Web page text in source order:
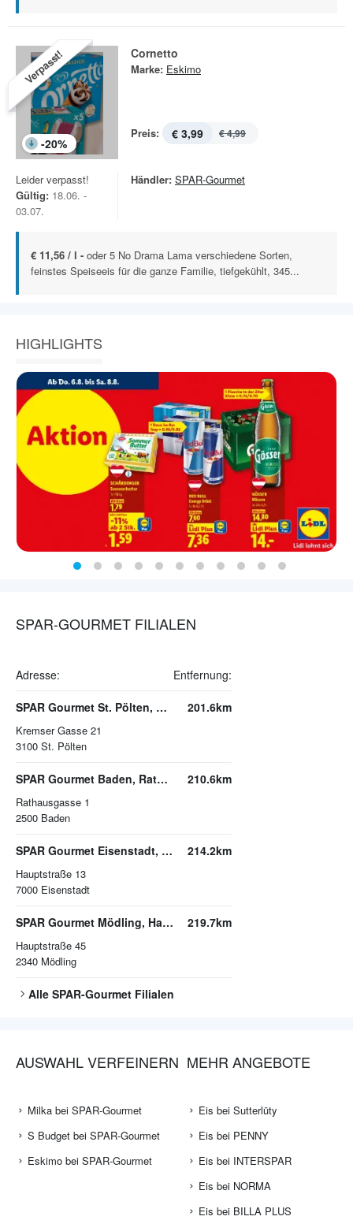
Verpasst!
-20%
Cornetto
Marke: Eskimo
Preis: € 3,99 € 4,99
Leider verpasst!
Gültig: 18.06. -
03.07.
Händler: SPAR-Gourmet
€ 11,56 / l - oder 5 No Drama Lama verschiedene Sorten,
feinstes Speiseeis für die ganze Familie, tiefgekühlt, 345...
HIGHLIGHTS
SPAR-GOURMET FILIALEN
Adresse: Entfernung:
SPAR Gourmet St. Pölten, Kremser Gasse
Kremser Gasse 21
3100 St. Pölten
201.6km
SPAR Gourmet Baden, Rathausgasse
Rathausgasse 1
2500 Baden
210.6km
SPAR Gourmet Eisenstadt, Hauptstraße
Hauptstraße 13
7000 Eisenstadt
214.2km
SPAR Gourmet Mödling, Hauptstraße
Hauptstraße 45
2340 Mödling
219.7km
Alle SPAR-Gourmet Filialen
AUSWAHL VERFEINERN
Milka bei SPAR-Gourmet
S Budget bei SPAR-Gourmet
Eskimo bei SPAR-Gourmet
MEHR ANGEBOTE
Eis bei Sutterlüty
Eis bei PENNY
Eis bei INTERSPAR
Eis bei NORMA
Eis bei BILLA PLUS